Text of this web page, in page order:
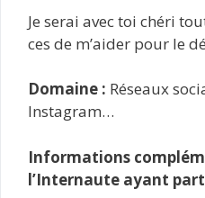
Je serai avec toi chéri
ces de m’aider pour le
Domaine : Réseaux
Instagram…
Informations
l’Internaute ayant